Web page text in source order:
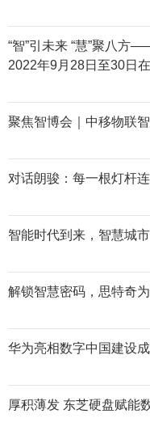
“智”引未来 “慧”聚八方
2022年9月28日至30日
聚焦智博会｜中移物联
对话朗骏：每一根灯杆
智能时代到来，智慧城
解锁智慧密码，思特奇
华为亮相数字中国建设
厚积薄发 东芝硬盘赋能